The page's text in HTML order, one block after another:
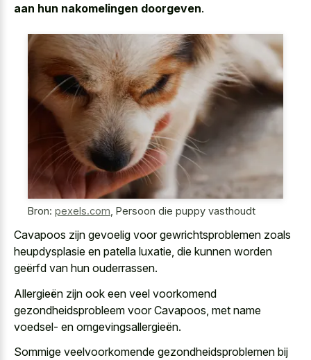
aan hun nakomelingen doorgeven.
Bron: pexels.com Persoon die puppy vasthoudt
Cavapoos zijn gevoelig voorgewrichtsproblemen zoals
heupdysplasie en patella luxatie, die kunnen worden
geërfd van hun ouderrassen.
Allergieën zijn ook een veel voorkomend
gezondheidsprobleem voor Cavapoos, met name
voedsel- en omgevingsallergieën.
Sommige veelvoorkomende gezondheidsproblemen bij